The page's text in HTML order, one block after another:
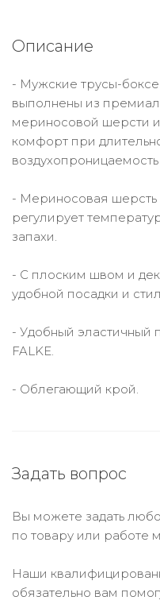
Описание
- Мужские трусы-
выполнены из
мериносовой шерсти
комфорт при
воздухопроницаемость
- Мериносовая шерсть
регулирует
запахи.
- С плоским швом и
удобной посадки и
- Удобный эластичный
FALKE.
- Облегающий крой.
Задать вопрос
Вы можете задать
по товару или работе
Наши
обязательно вам